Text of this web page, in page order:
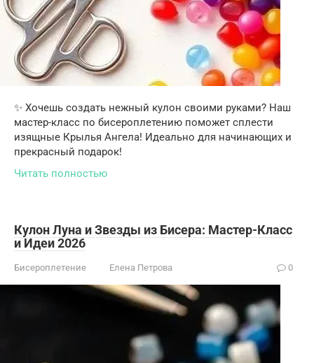
✨ Хочешь создать нежный кулон своими руками? Наш
мастер-класс по бисероплетению поможет сплести
изящные Крылья Ангела! Идеально для начинающих и
прекрасный подарок!
Читать полностью
Кулон Луна и Звезды из Бисера: Мастер-Класс
и Идеи 2026
Бисероплетение Елена Петрова 0